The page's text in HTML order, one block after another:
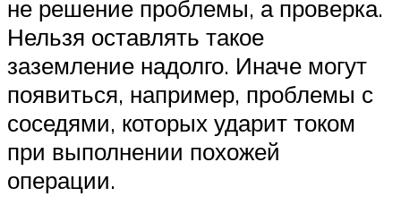
не решение проблемы, а проверка.
Нельзя оставлять такое
заземление надолго. Иначе могут
появиться, например, проблемы с
соседями, которых ударит током
при выполнении похожей
операции.